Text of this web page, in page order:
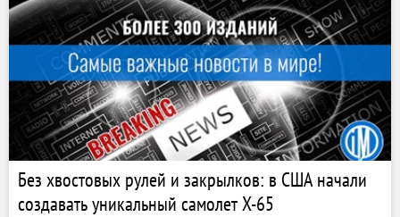
Без хвостовых рулей и закрылков: в США начали
создавать уникальный самолет X-65